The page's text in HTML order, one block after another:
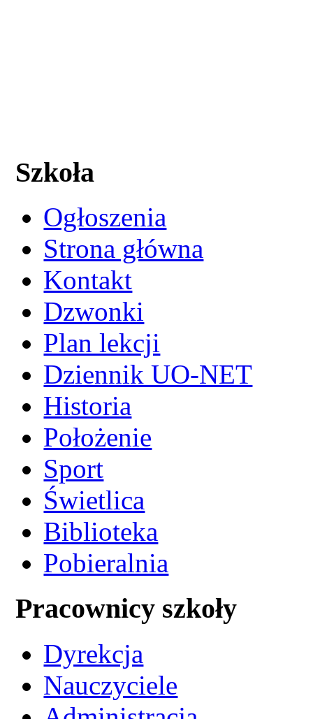
Szkoła
Ogłoszenia
Strona główna
Kontakt
Dzwonki
Plan lekcji
Dziennik UO-NET
Historia
Położenie
Sport
Świetlica
Biblioteka
Pobieralnia
Pracownicy szkoły
Dyrekcja
Nauczyciele